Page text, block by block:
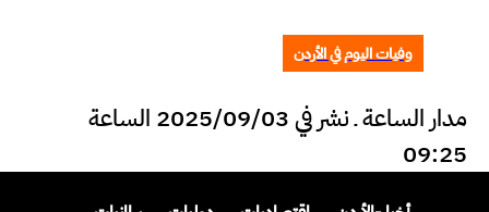
وفيات اليوم في الأردن
مدار الساعة ـ نشر في 2025/09/03 الساعة
09:25